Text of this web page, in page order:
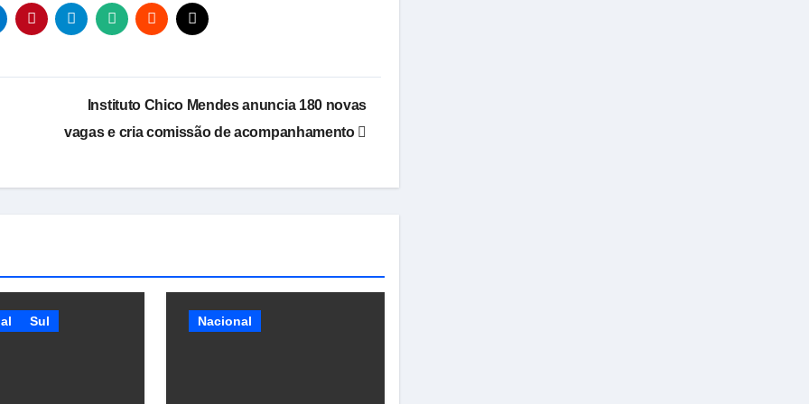
Instituto Chico Mendes anuncia 180 novas
vagas e cria comissão de acompanhamento
Sul Nacional